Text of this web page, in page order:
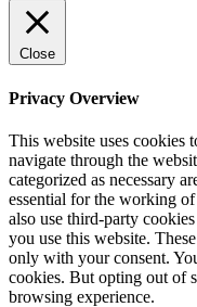
Close
Privacy Overview
This website uses cookies
navigate through the
categorized as necessary
essential for the working
also use third-party
you use this website.
only with your consent.
cookies. But opting out of
browsing experience.